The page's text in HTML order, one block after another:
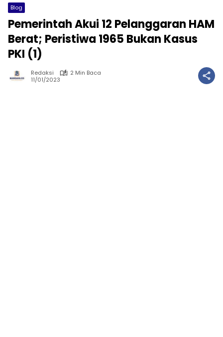
Blog
Pemerintah Akui 12 Pelanggaran HAM
Berat; Peristiwa 1965 Bukan Kasus
PKI (1)
Redaksi
2 Min Baca
11/01/2023